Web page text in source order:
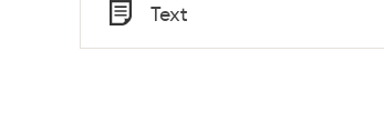
Tid
Typ
Text